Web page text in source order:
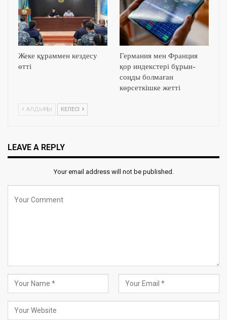
Жеке құраммен кездесу
өтті
Германия мен Франция
қор индекстері бұрын-
соңды болмаған
көрсеткішке жетті
АЛДЫҢҒЫ КЕЛЕСІ
LEAVE A REPLY
Your email address will not be published.